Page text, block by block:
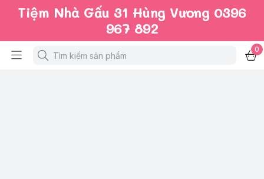
Tiệm Nhà Gấu 31 Hùng Vương 0396
967 892
0